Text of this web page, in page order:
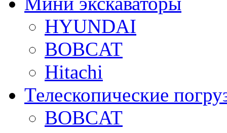
HYUNDAI
BOBCAT
Hitachi
Телескопические
BOBCAT